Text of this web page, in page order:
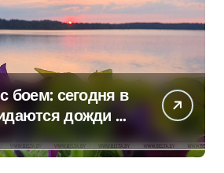
боем: сегодня в
дожди и